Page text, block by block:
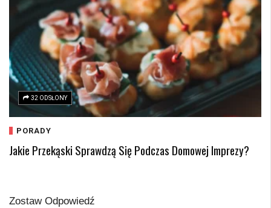
32 ODSŁONY
PORADY
Jakie Przekąski Sprawdzą Się Podczas Domowej Imprezy?
Zostaw Odpowiedź